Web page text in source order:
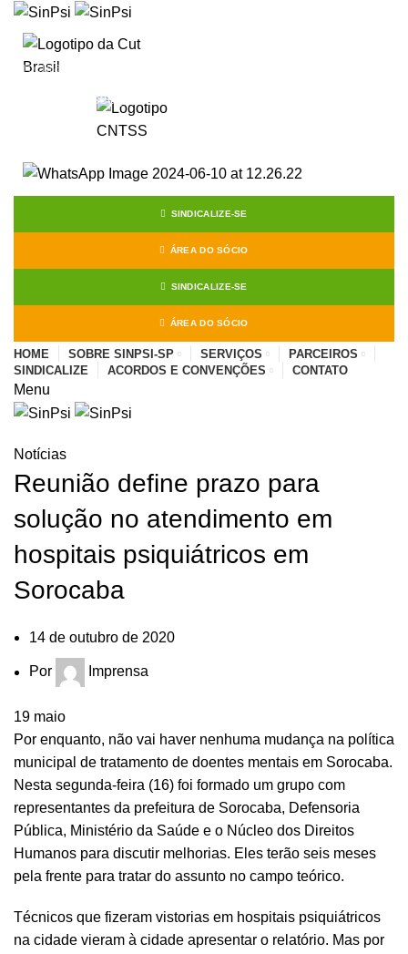
SINDICALIZE-SE
ÁREA DO SÓCIO
SINDICALIZE-SE
ÁREA DO SÓCIO
HOME SOBRE SINPSI-SP SERVIÇOS
PARCEIROS
SINDICALIZE
ACORDOS E CONVENÇÕES CONTATO
Menu
Notícias
Reunião define prazo para
solução no atendimento em
hospitais psiquiátricos em
Sorocaba
14 de outubro de 2020
Por Imprensa
19 maio
Por enquanto, não vai haver nenhuma mudança na política
municipal de tratamento de doentes mentais em Sorocaba.
Nesta segunda-feira (16) foi formado um grupo com
representantes da prefeitura de Sorocaba, Defensoria
Pública, Ministério da Saúde e o Núcleo dos Direitos
Humanos para discutir melhorias. Eles terão seis meses
pela frente para tratar do assunto no campo teórico.
Técnicos que fizeram vistorias em hospitais psiquiátricos
na cidade vieram à cidade apresentar o relatório. Mas por
Start typing to see posts you are looking for.